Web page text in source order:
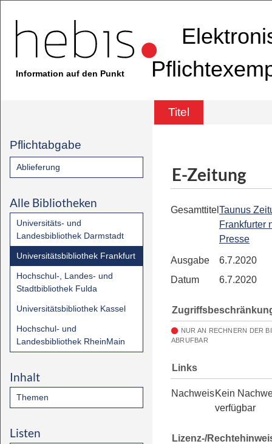
Information auf den Punkt
Titel
Pflichtabgabe
Ablieferung
Alle Bibliotheken
Universitäts- und
Landesbibliothek Darmstadt
Universitätsbibliothek Frankfurt
Hochschul-, Landes- und
Stadtbibliothek Fulda
Universitätsbibliothek Kassel
Hochschul- und
Landesbibliothek RheinMain
Inhalt
Themen
Listen
E-Zeitung
Gesamttitel Taunus
Frankfurter
Presse
Ausgabe
6.7.2020
Datum
6.7.2020
NUR AN RECHNERN DER
ABRUFBAR
Links
NachweisKein
verfügbar
Lizenz-/